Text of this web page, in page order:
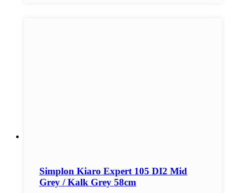
Simplon Kiaro Expert 105 DI2 Mid
Grey / Kalk Grey 58cm